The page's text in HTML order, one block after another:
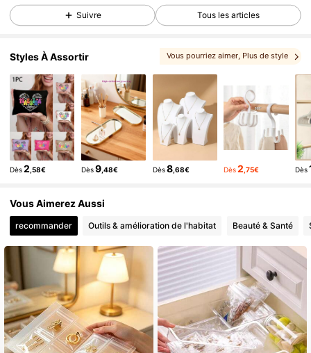
Suivre Tous les articles
Styles À Assortir Vous pourriez aimer, Plus de style
Dès2 ,58€ Dès9,48€ Dès8,68€ Dès2 ,75€ Dès
Vous Aimerez Aussi
recommander Outils & amélioration de l'habitat Beauté & Santé